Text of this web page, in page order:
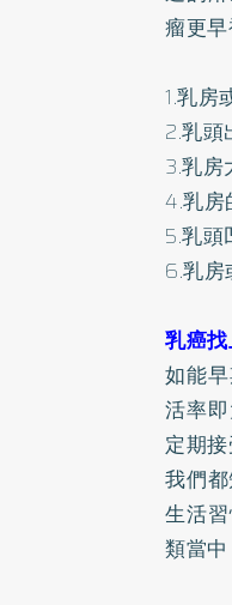
瘤更
1.乳房
2.乳頭
3.乳房
4.乳房
5.乳頭
6.乳房
乳癌
如能
活率
定期
我們
生活
類當